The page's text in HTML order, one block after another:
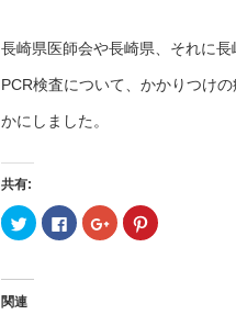
長崎県医師会や長崎県、それに
PCR検査について、かかりつけ
かにしました。
共有:
ク
リ
て
Facebook
で
ク
リ
ク
リ
関連